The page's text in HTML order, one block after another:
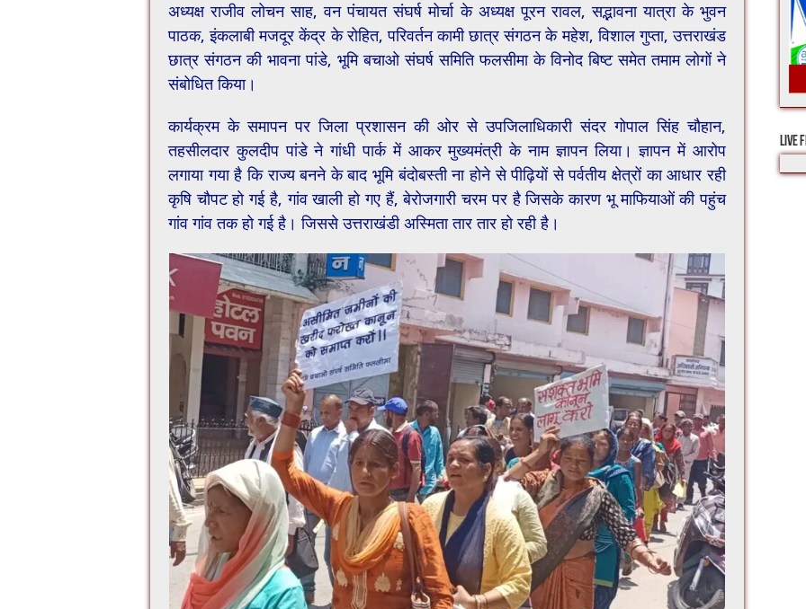
अध्यक्ष राजीव लोचन साह, वन पंचायत संघर्ष मोर्चा के अध्यक्ष पूरन रावल, सद्भावना यात्रा के भुवन
पाठक, इंकलाबी मजदूर केंद्र के रोहित, परिवर्तन कामी छात्र संगठन के महेश, विशाल गुप्ता, उत्तराखंड
छात्र संगठन की भावना पांडे, भूमि बचाओ संघर्ष समिति फलसीमा के विनोद बिष्ट समेत तमाम लोगों ने
संबोधित किया।
कार्यक्रम के समापन पर जिला प्रशासन की ओर से उपजिलाधिकारी संदर गोपाल सिंह चौहान,
तहसीलदार कुलदीप पांडे ने गांधी पार्क में आकर मुख्यमंत्री के नाम ज्ञापन लिया। ज्ञापन में आरोप
लगाया गया है कि राज्य बनने के बाद भूमि बंदोबस्ती ना होने से पीढ़ियों से पर्वतीय क्षेत्रों का आधार रही
कृषि चौपट हो गई है, गांव खाली हो गए हैं, बेरोजगारी चरम पर है जिसके कारण भू माफियाओं की पहुंच
गांव गांव तक हो गई है। जिससे उत्तराखंडी अस्मिता तार तार हो रही है।
LIVE